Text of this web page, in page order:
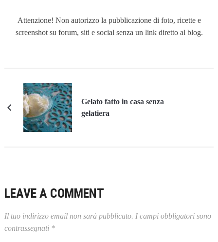
Attenzione! Non autorizzo la pubblicazione di foto, ricette e
screenshot su forum, siti e social senza un link diretto al blog.
Gelato fatto in casa senza
gelatiera
LEAVE A COMMENT
Il tuo indirizzo email non sarà pubblicato. I campi obbligatori sono
contrassegnati *